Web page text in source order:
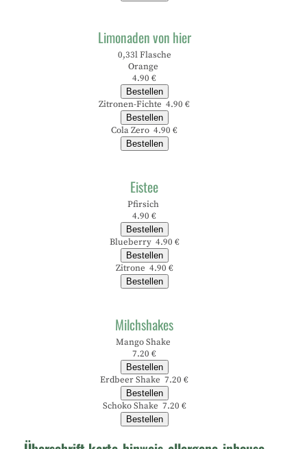
Limonaden von hier
0,33l Flasche
Orange
4.90 €
Bestellen
Zitronen-Fichte 4.90 €
Bestellen
Cola Zero 4.90 €
Bestellen
Eistee
Pfirsich
4.90 €
Bestellen
Blueberry 4.90 €
Bestellen
Zitrone 4.90 €
Bestellen
Milchshakes
Mango Shake
7.20 €
Bestellen
Erdbeer Shake 7.20 €
Bestellen
Schoko Shake 7.20 €
Bestellen